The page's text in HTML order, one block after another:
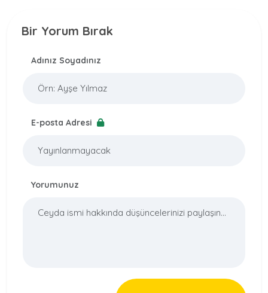
Bir Yorum Bırak
Adınız Soyadınız
E-posta Adresi
Yorumunuz